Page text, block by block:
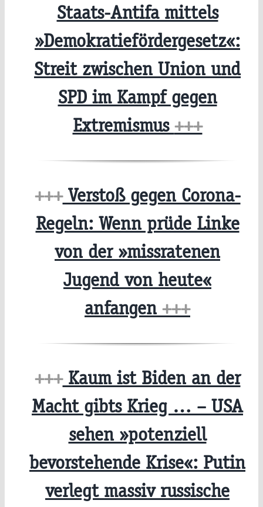
Staats-Antifa mittels
»Demokratiefördergesetz«:
Streit zwischen Union und
SPD im Kampf gegen
Extremismus +++
+++Verstoß gegen Corona-
Regeln: Wenn prüde Linke
von der »missratenen
Jugend von heute«
anfangen +++
+++Kaum ist Biden an der
Macht gibts Krieg … – USA
sehen »potenziell
bevorstehende Krise«: Putin
verlegt massiv russische